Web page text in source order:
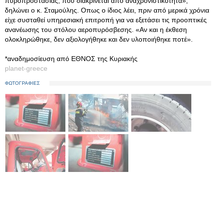
δηλώνει ο κ. Σταμούλης. Οπως ο ίδιος λέει, πριν από μερικά χρόνια
είχε συσταθεί υπηρεσιακή επιτροπή για να εξετάσει τις προοπτικές
ανανέωσης του στόλου αεροπυρόσβεσης. «Αν και η έκθεση
ολοκληρώθηκε, δεν αξιολογήθηκε και δεν υλοποιήθηκε ποτέ».
*αναδημοσίευση από ΕΘΝΟΣ της Κυριακής
planet-greece
ΦΩΤΟΓΡΑΦΙΕΣ